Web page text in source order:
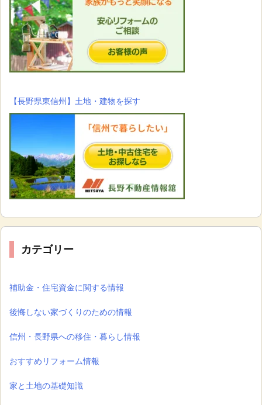
【長野県東信州】土地・建物を探す
カテゴリー
補助金・住宅資金に関する情報
後悔しない家づくりのための情報
信州・長野県への移住・暮らし情報
おすすめリフォーム情報
家と土地の基礎知識